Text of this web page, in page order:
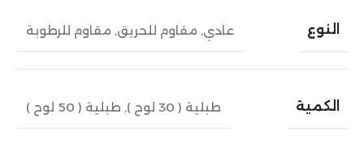
النوع عادي, مقاوم للحريق, مقاوم للرطوبة
الكمية طبلية ( 30 لوح ) , طبلية ( 50 لوح )